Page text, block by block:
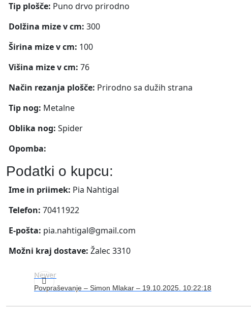
Tip plošče: Puno drvo prirodno
Dolžina mize v cm: 300
Širina mize v cm: 100
Višina mize v cm: 76
Način rezanja plošče: Prirodno sa dužih strana
Tip nog: Metalne
Oblika nog: Spider
Opomba:
Podatki o kupcu:
Ime in priimek: Pia Nahtigal
Telefon: 70411922
E-pošta: pia.nahtigal@gmail.com
Možni kraj dostave: Žalec 3310
Newer
Povpraševanje – Simon Mlakar – 19.10.2025. 10:22:18